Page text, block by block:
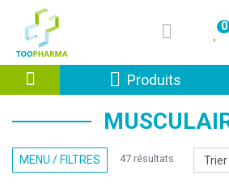
0
Produits
MENU / FILTRES 47 résultats